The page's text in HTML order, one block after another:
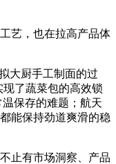
艺，也在拉高产品体
大厨手工制面的过
了蔬菜包的高效锁
保存的难题；航天
能保持劲道爽滑的稳
止有市场洞察、产品